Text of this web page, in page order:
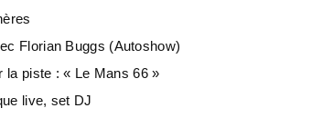
Florian Buggs (Autoshow)
la piste : « Le Mans 66 »
live, set DJ